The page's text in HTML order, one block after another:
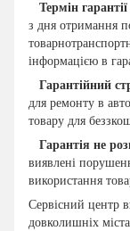
Термін гарантії
з дня отримання
інформацією в
Гарантійний
для ремонту в
товару для
Гарантія не
виявлені
використання
Сервісний центр
довколишніх